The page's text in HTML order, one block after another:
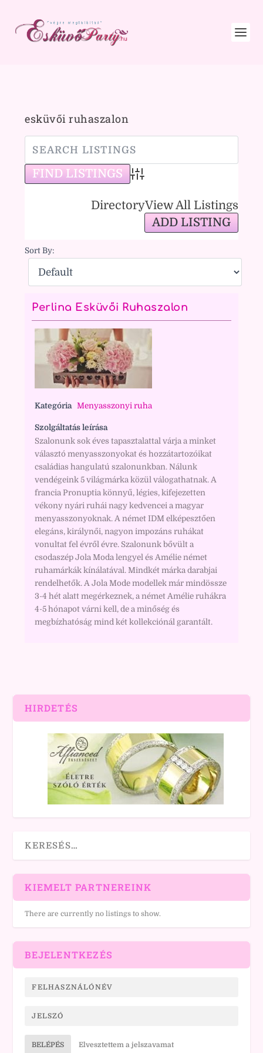
esküvői ruhaszalon
Advanced Search
DirectoryView All Listings
ADD LISTING
Sort By:
Perlina Esküvői Ruhaszalon
Kategória Menyasszonyi ruha
Szolgáltatás leírása
Szalonunk sok éves tapasztalattal várja a minket
választó menyasszonyokat és hozzátartozóikat
családias hangulatú szalonunkban. Nálunk
vendégeink 5 világmárka közül válogathatnak. A
francia Pronuptia könnyű, légies, kifejezetten
vékony nyári ruhái nagy kedvencei a magyar
menyasszonyoknak. A német IDM elképesztően
elegáns, királynői, nagyon impozáns ruhákat
vonultat fel évről évre. Szalonunk bővült a
csodaszép Jola Moda lengyel és Amélie német
ruhamárkák kínálatával. Mindkét márka darabjai
rendelhetők. A Jola Mode modellek már mindössze
3-4 hét alatt megérkeznek, a német Amélie ruhákra
4-5 hónapot várni kell, de a minőség és
megbízhatóság mind két kollekciónál garantált.
HIRDETÉS
KIEMELT PARTNEREINK
There are currently no listings to show.
BEJELENTKEZÉS
BELÉPÉS Elvesztettem a jelszavamat